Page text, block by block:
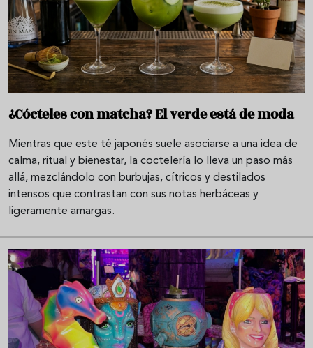
¿Cócteles con matcha? El verde está de moda
Mientras que este té japonés suele asociarse a una idea de
calma, ritual y bienestar, la coctelería lo lleva un paso más
allá, mezclándolo con burbujas, cítricos y destilados
intensos que contrastan con sus notas herbáceas y
ligeramente amargas.